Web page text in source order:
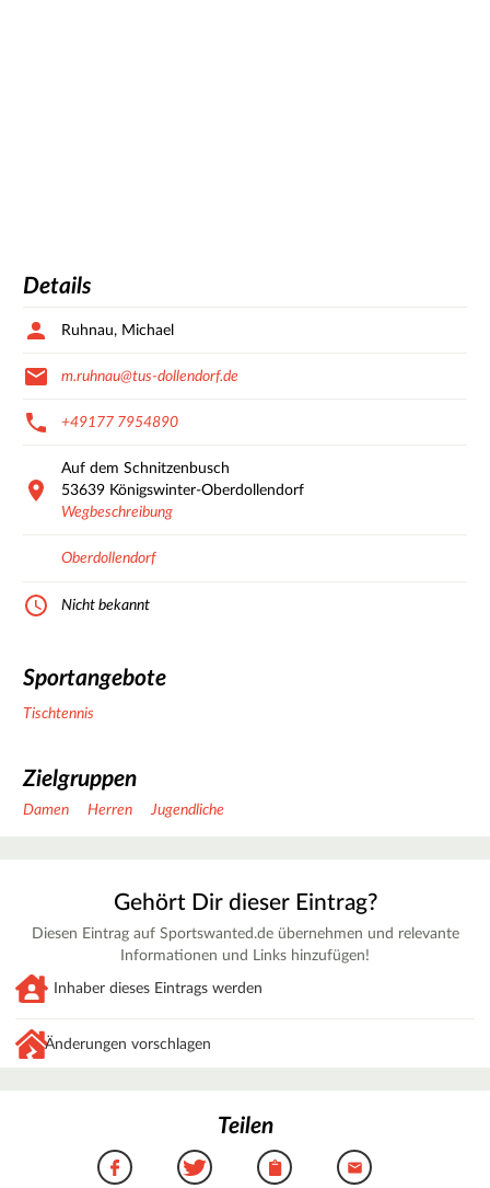
Details
Ruhnau, Michael
m.ruhnau@tus-dollendorf.de
+49177 7954890
Auf dem Schnitzenbusch
53639 Königswinter-Oberdollendorf
Wegbeschreibung
Oberdollendorf
Nicht bekannt
Sportangebote
Tischtennis
Zielgruppen
Damen Herren Jugendliche
Gehört Dir dieser Eintrag?
Diesen Eintrag auf Sportswanted.de übernehmen und relevante
Informationen und Links hinzufügen!
Inhaber dieses Eintrags werden
Änderungen vorschlagen
Teilen